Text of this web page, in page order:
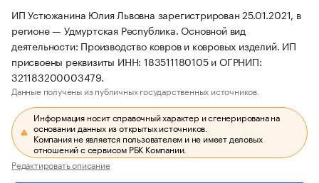
ИП Устюжанина Юлия Львовна зарегистрирован 25.01.2021, в
регионе — Удмуртская Республика. Основной вид
деятельности: Производство ковров и ковровых изделий. ИП
присвоены реквизиты ИНН: 183511180105 и ОГРНИП:
321183200003479.
Данные получены из публичных государственных источников.
Информация носит справочный характер и сгенерирована на
основании данных из открытых источников.
Компания не является пользователем и не имеет деловых
отношений с сервисом РБК Компании.
Редактировать описание